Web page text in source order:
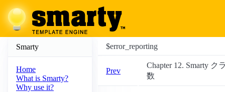
Smarty
Home
What is Smarty?
Why use it?
$error_reporting
Prev
Chapter 12. Smarty ク
数